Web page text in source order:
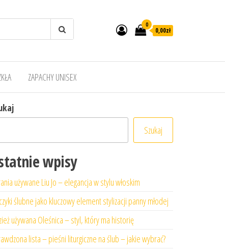
0
0,00zł
ZAPACHY UNISEX
Szukaj
wpisy
używane Liu Jo – elegancja w stylu włoskim
ślubne jako kluczowy element stylizacji panny młodej
używana Oleśnica – styl, który ma historię
lista – pieśni liturgiczne na ślub – jakie wybrać?